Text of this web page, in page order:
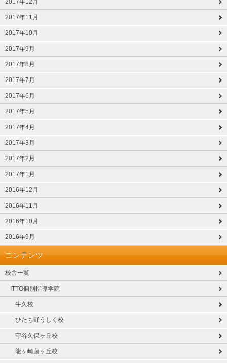
2017年12月
2017年11月
2017年10月
2017年9月
2017年8月
2017年7月
2017年6月
2017年5月
2017年4月
2017年3月
2017年2月
2017年1月
2016年12月
2016年11月
2016年10月
2016年9月
コンテンツ
校舎一覧
ITTO個別指導学院
牛久校
ひたち野うしく校
守谷久保ヶ丘校
龍ヶ崎藤ヶ丘校